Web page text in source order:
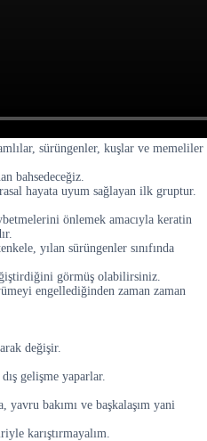
sürüngenler, kuşlar ve memeliler
bahsedeceğiz.
hayata uyum sağlayan ilk gruptur.
önlemek amacıyla keratin
yılan sürüngenler sınıfında
görmüş olabilirsiniz.
engellediğinden zaman zaman
değişir.
gelişme yaparlar.
yavru bakımı ve başkalaşım yani
karıştırmayalım.